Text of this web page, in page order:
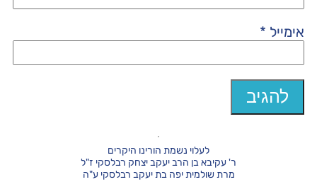
אימייל *
לעלוי נשמת הורינו היקרים
ר' עקיבא בן הרב יעקב יצחק רבלסקי ז"ל
מרת שולמית יפה בת יעקב רבלסקי ע"ה